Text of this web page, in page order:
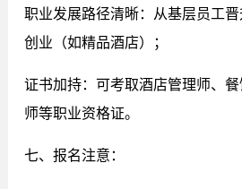
职业发展路径清晰：从基层员工
创业（如精品酒店）；
证书加持：可考取酒店管理师、
师等职业资格证。
七、报名注意：